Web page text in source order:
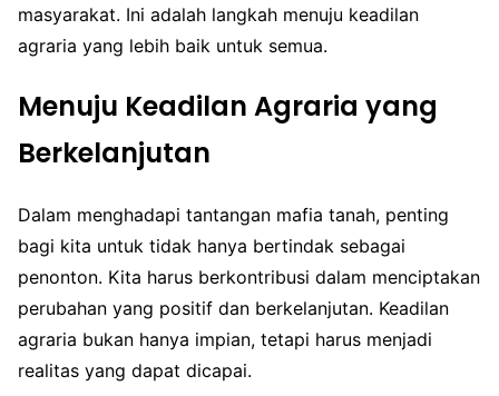
masyarakat. Ini adalah langkah menuju keadilan
agraria yang lebih baik untuk semua.
Menuju Keadilan Agraria yang
Berkelanjutan
Dalam menghadapi tantangan mafia tanah, penting
bagi kita untuk tidak hanya bertindak sebagai
penonton. Kita harus berkontribusi dalam menciptakan
perubahan yang positif dan berkelanjutan. Keadilan
agraria bukan hanya impian, tetapi harus menjadi
realitas yang dapat dicapai.